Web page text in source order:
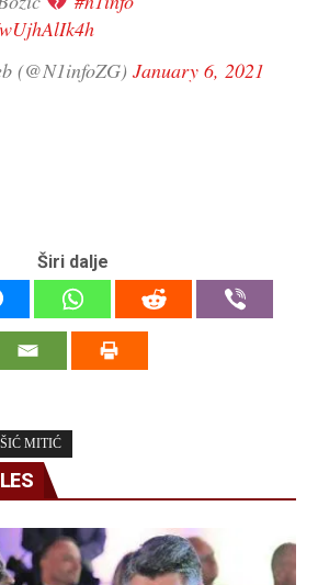
(@N1infoZG) January 6, 2021
Širi dalje
MITIĆ